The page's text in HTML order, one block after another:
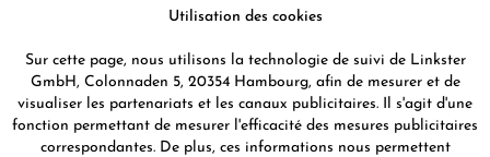
Utilisation des cookies
Sur cette page, nous utilisons la technologie de suivi de Linkster
GmbH, Colonnaden 5, 20354 Hambourg, afin de mesurer et de
visualiser les partenariats et les canaux publicitaires. Il s'agit d'une
fonction permettant de mesurer l'efficacité des mesures publicitaires
correspondantes. De plus, ces informations nous permettent